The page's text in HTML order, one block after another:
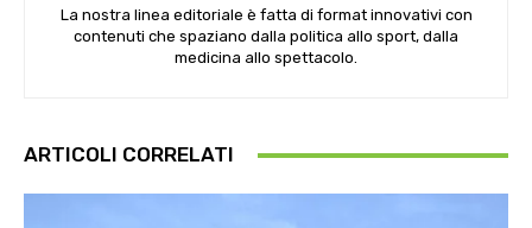
La nostra linea editoriale è fatta di format innovativi con
contenuti che spaziano dalla politica allo sport, dalla
medicina allo spettacolo.
ARTICOLI CORRELATI